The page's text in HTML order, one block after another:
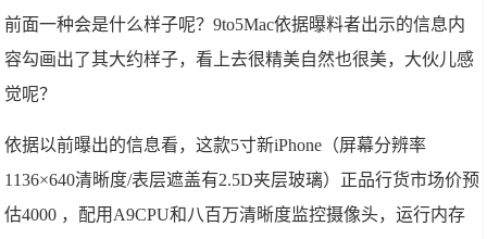
前面一种会是什么样子呢？9to5Mac依据曝料者出示的信息内
容勾画出了其大约样子，看上去很精美自然也很美，大伙儿感
觉呢？
依据以前曝出的信息看，这款5寸新iPhone（屏幕分辨率
1136×640清晰度/表层遮盖有2.5D夹层玻璃）正品行货市场价预
估4000 ，配用A9CPU和八百万清晰度监控摄像头，运行内存